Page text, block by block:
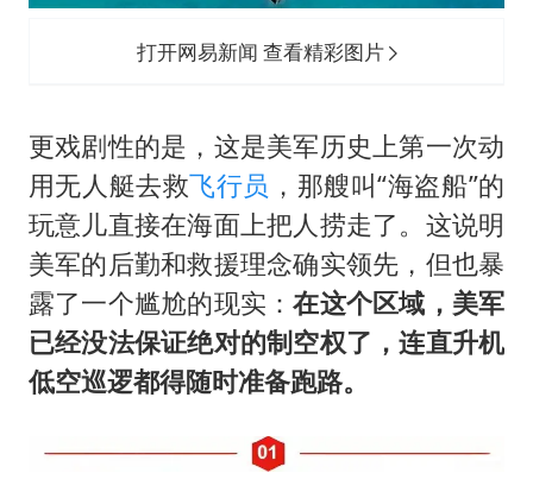
打开网易新闻 查看精彩图片
更戏剧性的是，这是美军历史上第一次动
用无人艇去救飞行员 ，那艘叫“海盗船”的
玩意儿直接在海面上把人捞走了。这说明
美军的后勤和救援理念确实领先，但也暴
露了一个尴尬的现实：在这个区域，美军
已经没法保证绝对的制空权了，连直升机
低空巡逻都得随时准备跑路。